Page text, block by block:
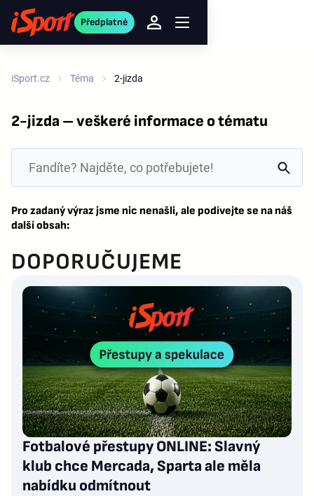
Předplatné
iSport.cz Téma 2-jizda
2-jizda – veškeré informace o tématu
Pro zadaný výraz jsme nic nenašli, ale podívejte se na náš
další obsah:
DOPORUČUJEME
Fotbalové přestupy ONLINE: Slavný
klub chce Mercada, Sparta ale měla
nabídku odmítnout